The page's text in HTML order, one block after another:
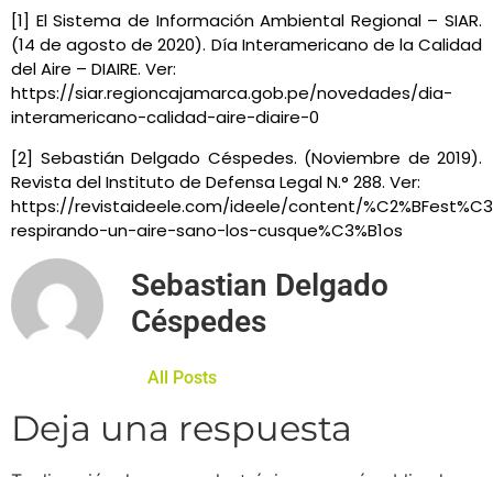
[1] El Sistema de Información Ambiental Regional – SIAR.
(14 de agosto de 2020). Día Interamericano de la Calidad
del Aire – DIAIRE. Ver:
https://siar.regioncajamarca.gob.pe/novedades/dia-
interamericano-calidad-aire-diaire-0
[2] Sebastián Delgado Céspedes. (Noviembre de 2019).
Revista del Instituto de Defensa Legal N.° 288. Ver:
https://revistaideele.com/ideele/content/
respirando-un-aire-sano-los-cusque%C3%B1os
Sebastian Delgado
Céspedes
All Posts
Deja una respuesta